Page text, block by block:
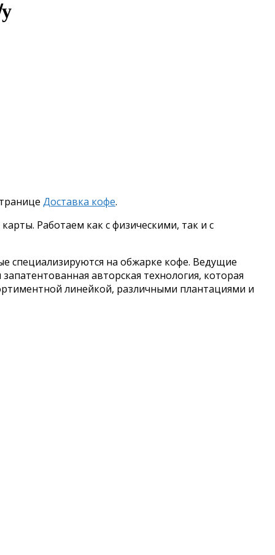
Доставка кофе.
Работаем как с физическими, так и с
специализируются на обжарке кофе. Ведущие
авторская технология, которая
линейкой, различными плантациями и